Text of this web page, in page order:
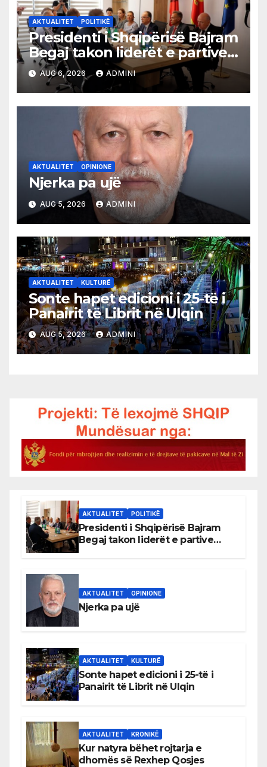
AKTUALITET POLITIKË
Presidenti i Shqipërisë Bajram
Begaj takon liderët e partive
shqiptare në Ulqin
AUG 6, 2026 ADMINI
AKTUALITET OPINIONE
Njerka pa ujë
AUG 5, 2026 ADMINI
AKTUALITET KULTURË
Sonte hapet edicioni i 25-të i
Panairit të Librit në Ulqin
AUG 5, 2026 ADMINI
AKTUALITET POLITIKË
Presidenti i Shqipërisë Bajram
Begaj takon liderët e partive
AKTUALITET OPINIONE
Njerka pa ujë
AKTUALITET KULTURË
Sonte hapet edicioni i 25-të i
Panairit të Librit në Ulqin
AKTUALITET KRONIKË
Kur natyra bëhet rojtarja e
dhomës së Rexhep Qosjes